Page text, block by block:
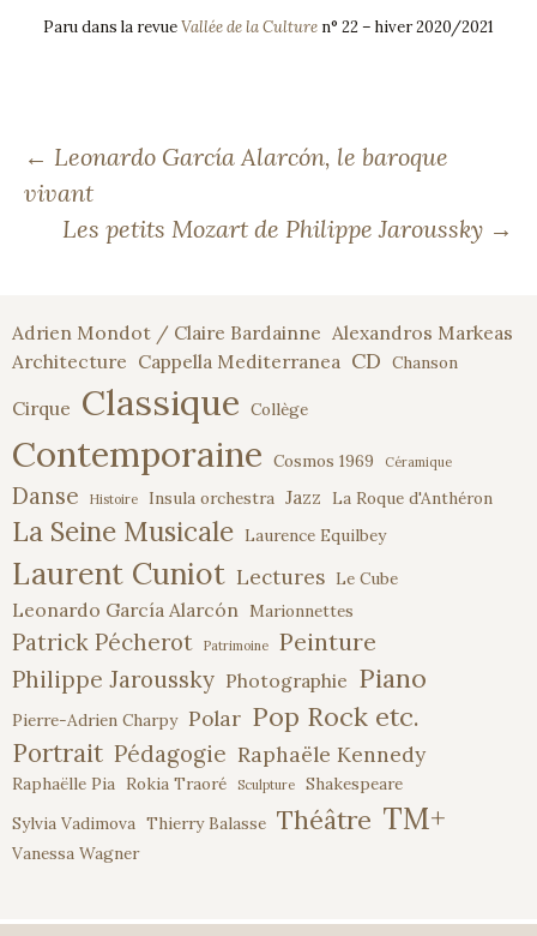
Paru dans la revueVallée de la Culture n° 22 – hiver 2020/2021
Navigation
des
articles
← Leonardo García Alarcón, le baroque
vivant
Les petits Mozart de Philippe Jaroussky →
Adrien Mondot / Claire Bardainne Alexandros Markeas
Architecture Cappella Mediterranea CD Chanson
Cirque Classique Collège
Contemporaine Cosmos 1969 Céramique
Danse Histoire Insula orchestra Jazz La Roque d'Anthéron
La Seine Musicale Laurence Equilbey
Laurent Cuniot Lectures Le Cube
Leonardo García Alarcón Marionnettes
Patrick Pécherot Patrimoine Peinture
Philippe Jaroussky Photographie Piano
Pierre-Adrien Charpy Polar Pop Rock etc.
Portrait Pédagogie Raphaële Kennedy
Raphaëlle Pia Rokia Traoré Sculpture
Shakespeare
Sylvia Vadimova Thierry Balasse Théâtre TM+
Vanessa Wagner